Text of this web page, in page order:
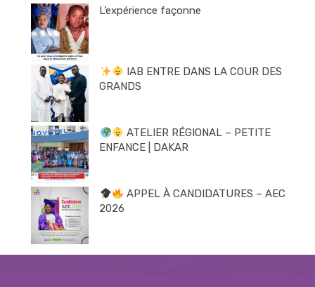
L’expérience façonne
IAB ENTRE DANS LA COUR DES
GRANDS
ATELIER RÉGIONAL – PETITE
ENFANCE | DAKAR
APPEL À CANDIDATURES – AEC
2026